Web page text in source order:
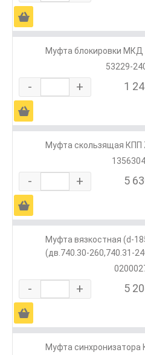
Ä
Муфта блокировки МКД
53229-
- + 1
Ä
Муфта скользящая КПП
- + 5
Ä
Муфта вязкостная (d-
(дв.740.30-260,740.31-
- + 5
Ä
Муфта синхронизатора